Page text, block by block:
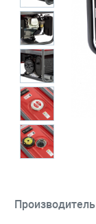
Производитель